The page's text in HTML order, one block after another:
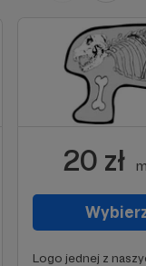
20 zł
Logo jednej z